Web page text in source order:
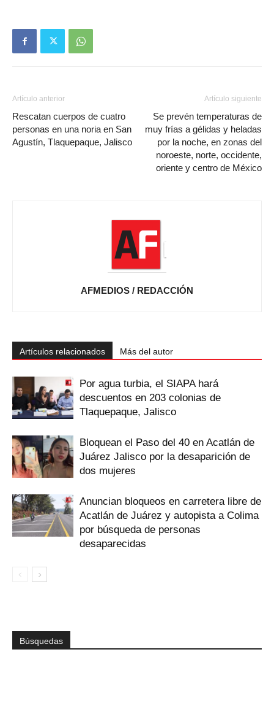
Artículo anterior
Rescatan cuerpos de cuatro
personas en una noria en San
Agustín, Tlaquepaque, Jalisco
Artículo siguiente
Se prevén temperaturas de
muy frías a gélidas y heladas
por la noche, en zonas del
noroeste, norte, occidente,
oriente y centro de México
AFMEDIOS / REDACCIÓN
Artículos relacionados Más del autor
Por agua turbia, el SIAPA hará
descuentos en 203 colonias de
Tlaquepaque, Jalisco
Bloquean el Paso del 40 en Acatlán de
Juárez Jalisco por la desaparición de
dos mujeres
Anuncian bloqueos en carretera libre de
Acatlán de Juárez y autopista a Colima
por búsqueda de personas
desaparecidas
Búsquedas